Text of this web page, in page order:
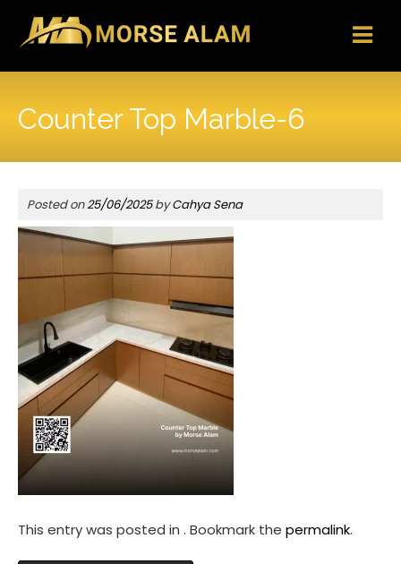
content
Counter Top Marble-6
Posted on25/06/2025byCahya Sena
This entry was posted in . Bookmark the permalink.